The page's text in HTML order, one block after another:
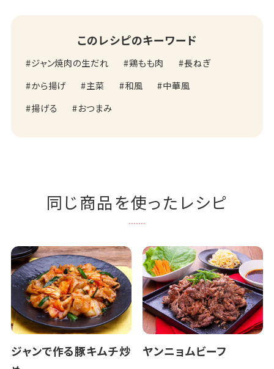
このレシピのキーワード
ジャン焼肉の生だれ 鶏もも肉
長ねぎ
から揚げ
主菜 和風
中華風
揚げる
おつまみ
同じ商品を使ったレシピ
ジャンで作る豚キムチ炒
ヤンニョムビーフ